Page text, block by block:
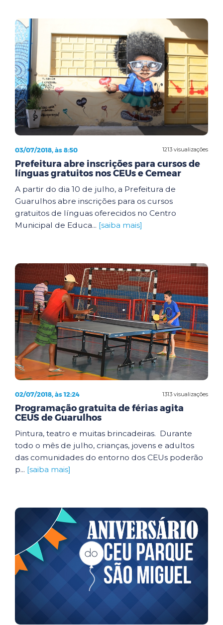
1213 visualizações
03/07/2018, às 8:50
Prefeitura abre inscrições para cursos de
línguas gratuitos nos CEUs e Cemear
A partir do dia 10 de julho, a Prefeitura de
Guarulhos abre inscrições para os cursos
gratuitos de línguas oferecidos no Centro
Municipal de Educa... [saiba mais]
1313 visualizações
02/07/2018, às 12:24
Programação gratuita de férias agita
CEUS de Guarulhos
Pintura, teatro e muitas brincadeiras. Durante
todo o mês de julho, crianças, jovens e adultos
das comunidades do entorno dos CEUs poderão
p... [saiba mais]